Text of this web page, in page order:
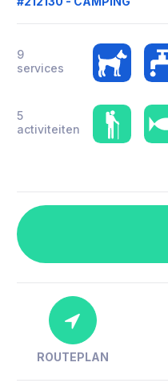
9
services
5
activiteiten
ROUTEPLAN